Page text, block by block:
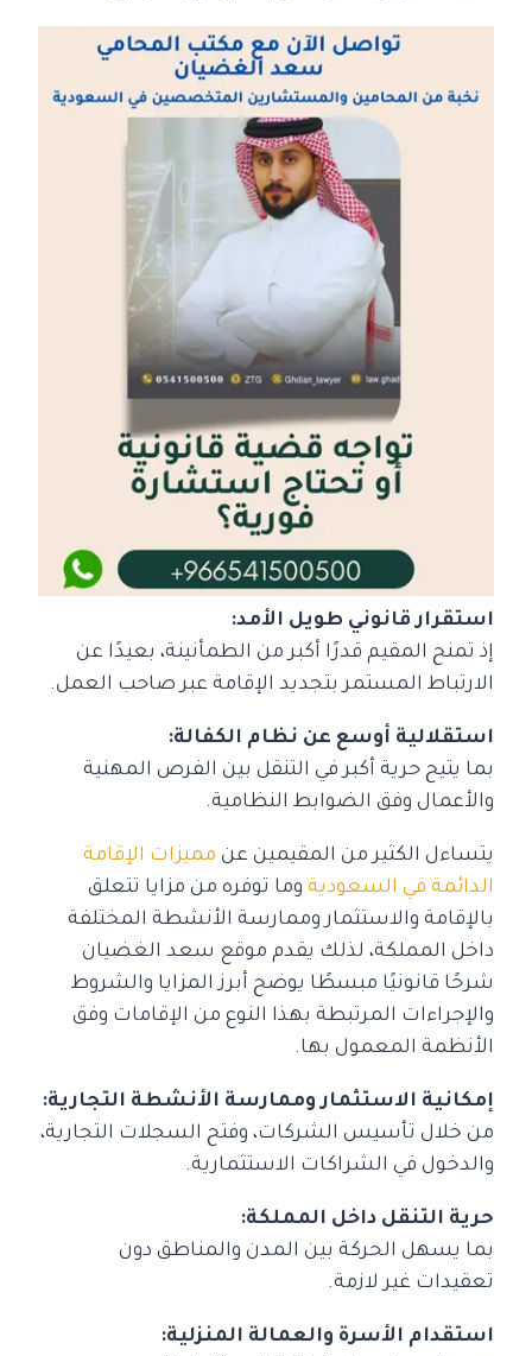
استقرار قانوني طويل الأمد:
إذ تمنح المقيم قدرًا أكبر من الطمأنينة، بعيدًا عن
الارتباط المستمر بتجديد الإقامة عبر صاحب العمل.
استقلالية أوسع عن نظام الكفالة:
بما يتيح حرية أكبر في التنقل بين الفرص المهنية
والأعمال وفق الضوابط النظامية.
يتساءل الكثير من المقيمين عن مميزات الإقامة
الدائمة في السعودية وما توفره من مزايا تتعلق
بالإقامة والاستثمار وممارسة الأنشطة المختلفة
داخل المملكة، لذلك يقدم موقع سعد الغضيان
شرحًا قانونيًا مبسطًا يوضح أبرز المزايا والشروط
والإجراءات المرتبطة بهذا النوع من الإقامات وفق
الأنظمة المعمول بها.
إمكانية الاستثمار وممارسة الأنشطة التجارية:
من خلال تأسيس الشركات، وفتح السجلات التجارية،
والدخول في الشراكات الاستثمارية.
حرية التنقل داخل المملكة:
بما يسهل الحركة بين المدن والمناطق دون
تعقيدات غير لازمة.
استقدام الأسرة والعمالة المنزلية: